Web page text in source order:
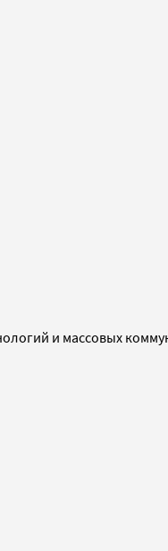
и массовых